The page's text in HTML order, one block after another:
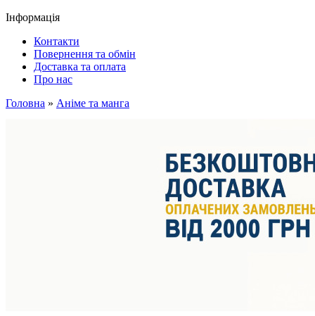
Інформація
Контакти
Повернення та обмін
Доставка та оплата
Про нас
Головна » Аніме та манга